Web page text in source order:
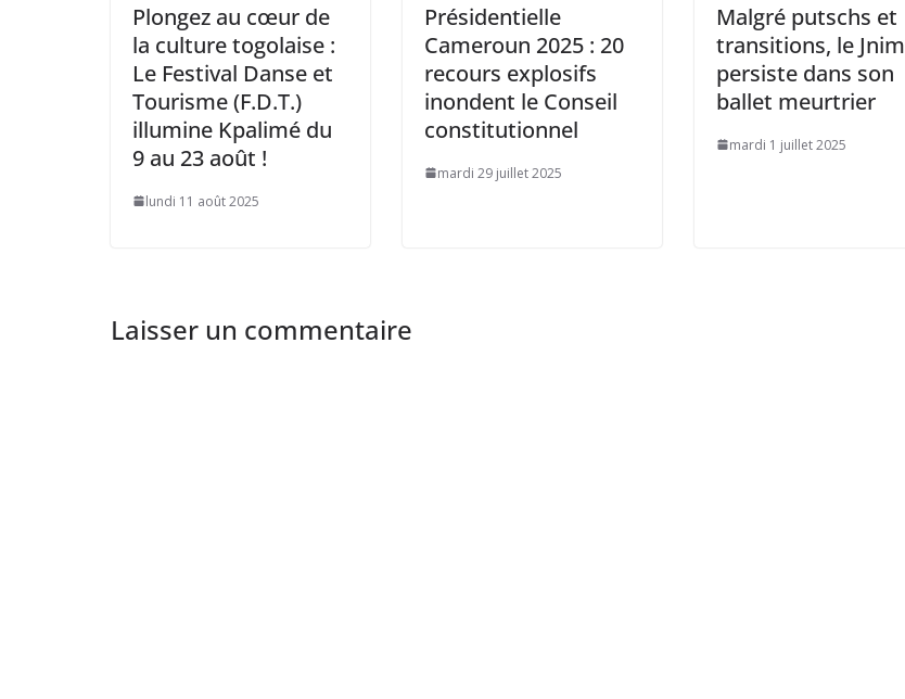
Plongez au cœur de
la culture togolaise :
Le Festival Danse et
Tourisme (F.D.T.)
illumine Kpalimé du
9 au 23 août !
lundi 11 août 2025
Présidentielle
Cameroun 2025 : 20
recours explosifs
inondent le Conseil
constitutionnel
mardi 29 juillet 2025
Malgré putschs et
transitions, le Jnim
persiste dans son
ballet meurtrier
mardi 1 juillet 2025
Laisser un commentaire